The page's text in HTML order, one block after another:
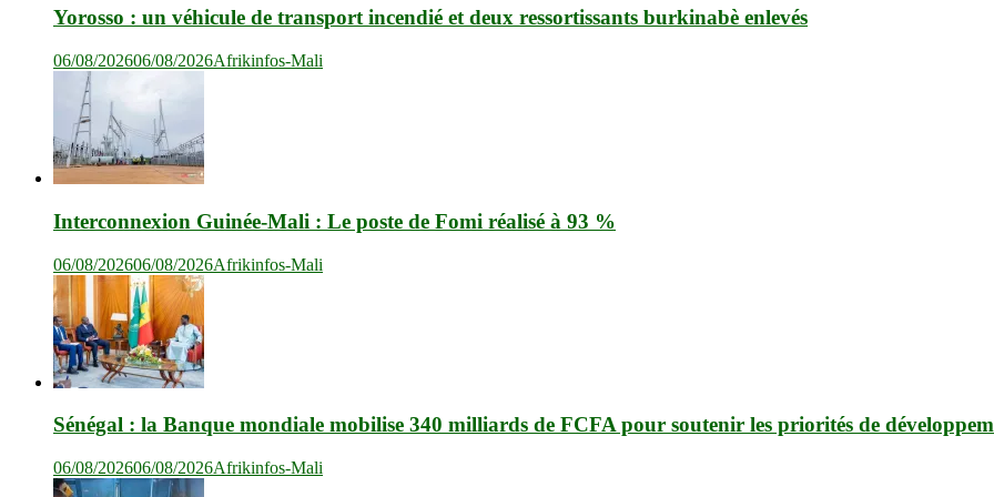
Yorosso : un véhicule de transport incendié et deux ressortissants burkinabè enlevés
06/08/202606/08/2026Afrikinfos-Mali
Interconnexion Guinée-Mali : Le poste de Fomi réalisé à 93 %
06/08/202606/08/2026Afrikinfos-Mali
Sénégal : la Banque mondiale mobilise 340 milliards de FCFA pour soutenir les priorités de
06/08/202606/08/2026Afrikinfos-Mali